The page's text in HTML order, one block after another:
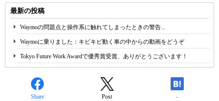
最新の投稿
Waymoの問題点と操作系に触れてしまったときの警告...
Waymoに乗りました：キビキビ動く車の中からの動画をどうぞ
Tokyo Future Work Awardで優秀賞受賞、ありがとうございます！
Share Post -